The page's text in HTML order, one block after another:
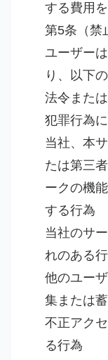
する費用
第5条（禁
ユーザー
り、以下
法令また
犯罪行為
当社、本
たは第三
ークの機
する行為
当社のサ
れのある
他のユー
集または
不正アク
る行為